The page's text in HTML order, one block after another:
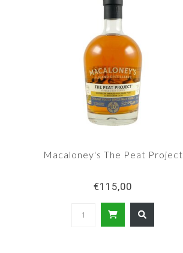
Macaloney's The Peat Project
€115,00